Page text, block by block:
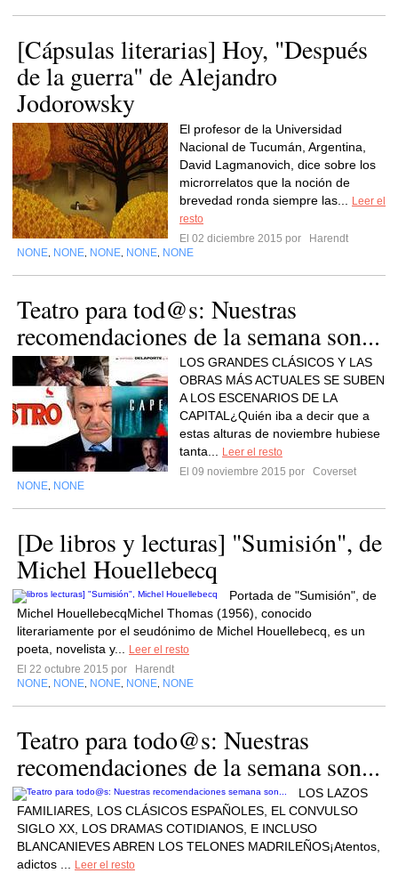
[Cápsulas literarias] Hoy, "Después
de la guerra" de Alejandro
Jodorowsky
El profesor de la Universidad
Nacional de Tucumán, Argentina,
David Lagmanovich, dice sobre los
microrrelatos que la noción de
brevedad ronda siempre las...
Leer el
resto
El 02 diciembre 2015 por
Harendt
NONE NONE NONE NONE NONE
Teatro para tod@s: Nuestras
recomendaciones de la semana son...
LOS GRANDES CLÁSICOS Y LAS
OBRAS MÁS ACTUALES SE SUBEN
A LOS ESCENARIOS DE LA
CAPITAL¿Quién iba a decir que a
estas alturas de noviembre hubiese
tanta...
Leer el resto
El 09 noviembre 2015 por
Coverset
NONE NONE
[De libros y lecturas] "Sumisión", de
Michel Houellebecq
Portada de "Sumisión", de
Michel HouellebecqMichel Thomas (1956), conocido
literariamente por el seudónimo de Michel Houellebecq, es un
poeta, novelista y...
Leer el resto
El 22 octubre 2015 por
Harendt
NONE NONE NONE NONE NONE
Teatro para todo@s: Nuestras
recomendaciones de la semana son...
LOS LAZOS
FAMILIARES, LOS CLÁSICOS ESPAÑOLES, EL CONVULSO
SIGLO XX, LOS DRAMAS COTIDIANOS, E INCLUSO
BLANCANIEVES ABREN LOS TELONES MADRILEÑOS¡Atentos,
adictos ...
Leer el resto